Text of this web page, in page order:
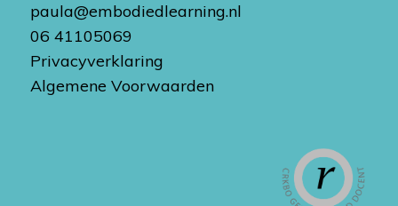
paula@embodiedlearning.nl
06 41105069
Privacyverklaring
Algemene Voorwaarden